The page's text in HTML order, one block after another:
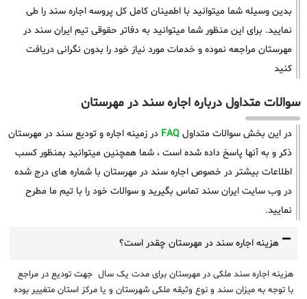
بدین وسیله شما میتوانید با اطمینان کامل کل پروسه اجاره سند را طی
نمایید. برای این منظور شما میتوانید به دفاتر حقوقی تیم ایران سند در
مهرستان مراجعه نموده و خدمات مورد نیاز خود را بدون نگرانی دریافت
کنید
سوالات متداول درباره اجاره سند در مهرستان
در این بخش سوالات متداول FAQ در زمینه اجاره و تودیع سند در مهرستان
ذکر و به آنها پاسخ داده شده است ، شما همچنین میتوانید بمنظور کسب
اطلاعات بیشتر در خصوص اجاره سند در مهرستان با شماره های درج شده
در وب سایت ایران سند تماس بگیرید و سوالات خود را با تیم ما مطرح
نمایید.
هزینه اجاره سند در مهرستان چقدر است؟
هزینه اجاره سند ملکی در مهرستان برای مدت یک سال جهت تودیع در مراجع
با توجه به میزان سند و نوع وثیقه ملکی شهرستان و یا مرکز استان متغییر بوده